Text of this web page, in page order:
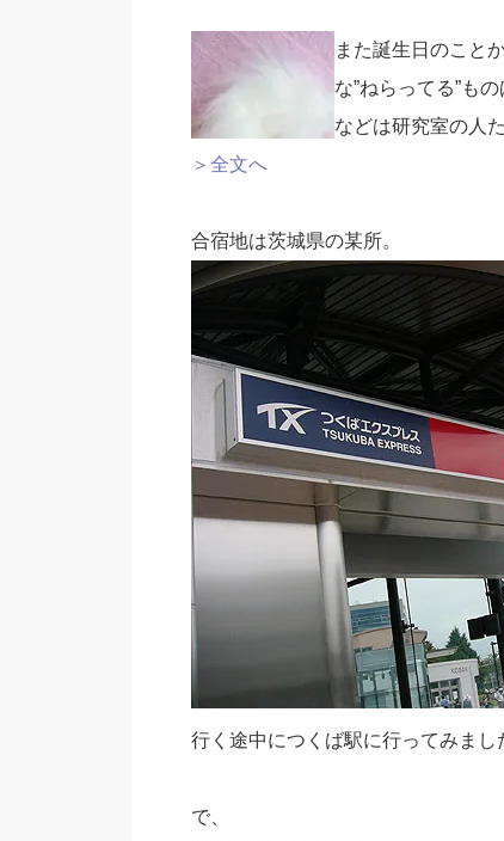
また誕生日のこと
な”ねらってる”も
などは研究室の人
＞全文へ
合宿地は茨城県の某所。
行く途中につくば駅に行ってみまし
で、